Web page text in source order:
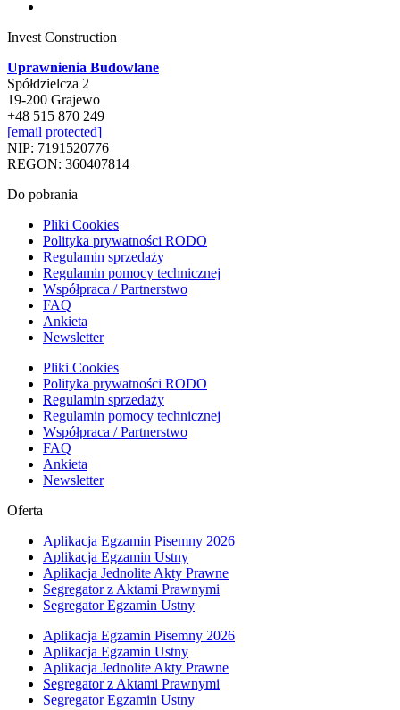
Invest Construction
Uprawnienia Budowlane
Spółdzielcza 2
19-200 Grajewo
+48 515 870 249
[email protected]
NIP: 7191520776
REGON: 360407814
Do pobrania
Pliki Cookies
Polityka prywatności RODO
Regulamin sprzedaży
Regulamin pomocy technicznej
Współpraca / Partnerstwo
FAQ
Ankieta
Newsletter
Pliki Cookies
Polityka prywatności RODO
Regulamin sprzedaży
Regulamin pomocy technicznej
Współpraca / Partnerstwo
FAQ
Ankieta
Newsletter
Oferta
Aplikacja Egzamin Pisemny 2026
Aplikacja Egzamin Ustny
Aplikacja Jednolite Akty Prawne
Segregator z Aktami Prawnymi
Segregator Egzamin Ustny
Aplikacja Egzamin Pisemny 2026
Aplikacja Egzamin Ustny
Aplikacja Jednolite Akty Prawne
Segregator z Aktami Prawnymi
Segregator Egzamin Ustny